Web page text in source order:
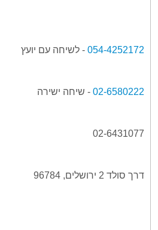
054-4252172 - לשיחה עם יועץ
02-6580222 - שיחה ישירה
02-6431077
דרך סולד 2 ירושלים, 96784